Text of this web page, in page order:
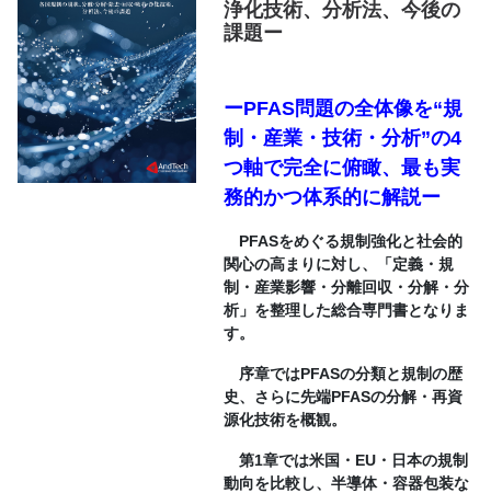
浄化技術、分析法、今後の
課題ー
ーPFAS問題の全体像を“規
制・産業・技術・分析”の4
つ軸で完全に俯瞰、最も実
務的かつ体系的に解説ー
PFASをめぐる規制強化と社会的
関心の高まりに対し、「定義・規
制・産業影響・分離回収・分解・分
析」を整理した総合専門書となりま
す。
序章ではPFASの分類と規制の歴
史、さらに先端PFASの分解・再資
源化技術を概観。
第1章では米国・EU・日本の規制
動向を比較し、半導体・容器包装な